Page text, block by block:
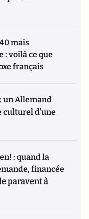
mais
: voilà ce que
français
un Allemand
d’une
: quand la
financée
paravent à